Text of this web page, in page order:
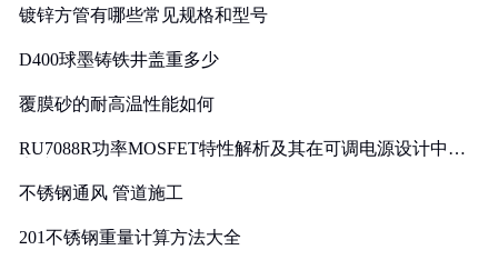
镀锌方管有哪些常见规格和型号
D400球墨铸铁井盖重多少
覆膜砂的耐高温性能如何
RU7088R功率MOSFET特性解析及其在可调电源设计中的
不锈钢通风 管道施工
201不锈钢重量计算方法大全